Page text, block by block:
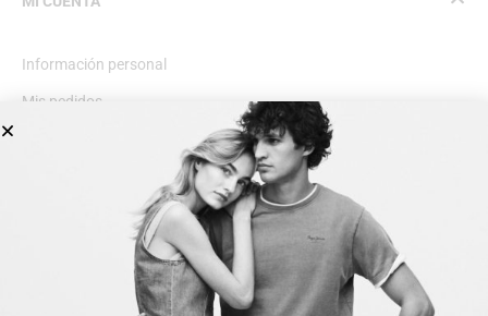
Información personal
Mis pedidos
INFORMACIÓN GENERAL